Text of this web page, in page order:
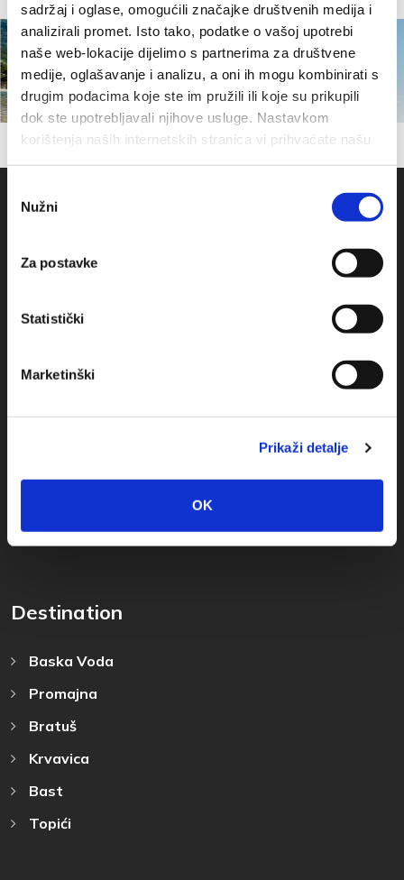
sadržaj i oglase, omogućili značajke društvenih medija i
analizirali promet. Isto tako, podatke o vašoj upotrebi
naše web-lokacije dijelimo s partnerima za društvene
medije, oglašavanje i analizu, a oni ih mogu kombinirati s
drugim podacima koje ste im pružili ili koje su prikupili
dok ste upotrebljavali njihove usluge. Nastavkom
korištenja naših internetskih stranica vi prihvaćate našu
pristanka
Nužni
Za postavke
Statistički
Marketinški
Prikaži detalje
OK
Destination
Baska Voda
Promajna
Bratuš
Krvavica
Bast
Topići